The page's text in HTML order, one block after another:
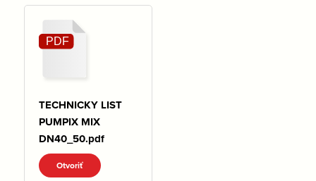
TECHNICKY LIST
PUMPIX MIX
DN40_50.pdf
Otvoriť